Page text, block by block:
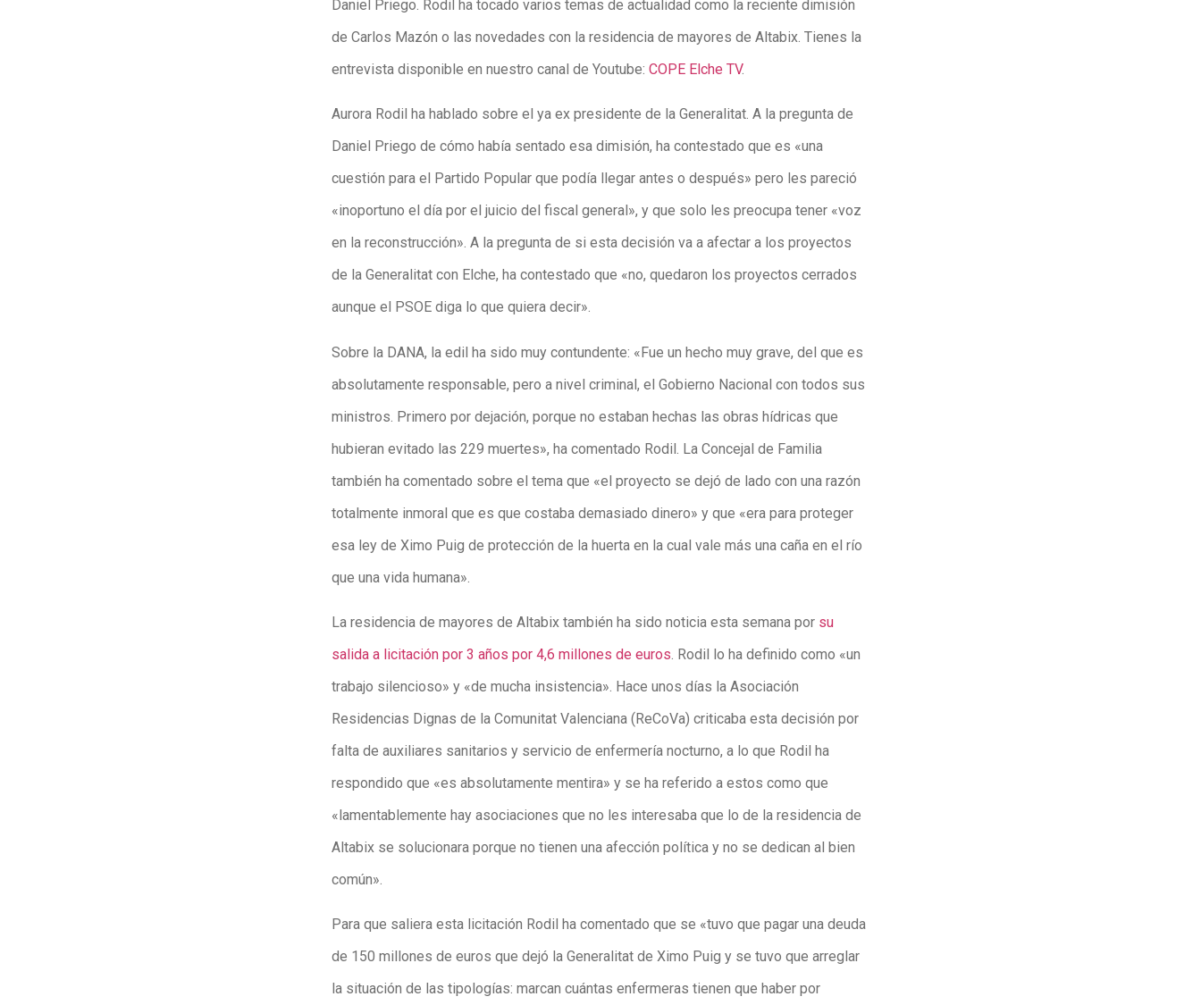
Daniel Priego. Rodil ha tocado varios temas de actualidad como la reciente dimisión
de Carlos Mazón o las novedades con la residencia de mayores de Altabix. Tienes la
entrevista disponible en nuestro canal de Youtube: COPE Elche TV.
Aurora Rodil ha hablado sobre el ya ex presidente de la Generalitat. A la pregunta de
Daniel Priego de cómo había sentado esa dimisión, ha contestado que es «una
cuestión para el Partido Popular que podía llegar antes o después» pero les pareció
«inoportuno el día por el juicio del fiscal general», y que solo les preocupa tener «voz
en la reconstrucción». A la pregunta de si esta decisión va a afectar a los proyectos
de la Generalitat con Elche, ha contestado que «no, quedaron los proyectos cerrados
aunque el PSOEdiga lo que quiera decir».
Sobre la DANA, la edil ha sido muy contundente: «Fue un hecho muy grave, del que es
absolutamente responsable, pero a nivel criminal, el Gobierno Nacional con todos sus
ministros. Primero por dejación, porque no estaban hechas las obras hídricas que
hubieran evitado las 229 muertes», ha comentado Rodil. La Concejal de Familia
también ha comentado sobre el tema que «el proyecto se dejó de lado con una razón
totalmente inmoral que es que costaba demasiado dinero» y que «era para proteger
esa ley de Ximo Puig de protección de la huerta en la cual vale más una caña en el río
que una vida humana».
La residencia de mayores de Altabix también ha sido noticia esta semana por su
salida a licitación por 3 años por 4,6 millones de euros. Rodil lo ha definido como «un
trabajo silencioso» y «de mucha insistencia». Hace unos días la Asociación
Residencias Dignas de la Comunitat Valenciana (ReCoVa) criticaba esta decisión por
falta de auxiliares sanitarios y servicio de enfermería nocturno, a lo que Rodil ha
respondido que «es absolutamente mentira» y se ha referido a estos como que
«lamentablemente hay asociaciones que no les interesaba que lo de la residencia de
Altabix se solucionara porque no tienen una afección política y no se dedican al bien
común».
Para que saliera esta licitación Rodil ha comentado que se «tuvo que pagar una deuda
de 150 millones de euros que dejó la Generalitat de Ximo Puig y se tuvo que arreglar
la situación de las tipologías: marcan cuántas enfermeras tienen que haber por